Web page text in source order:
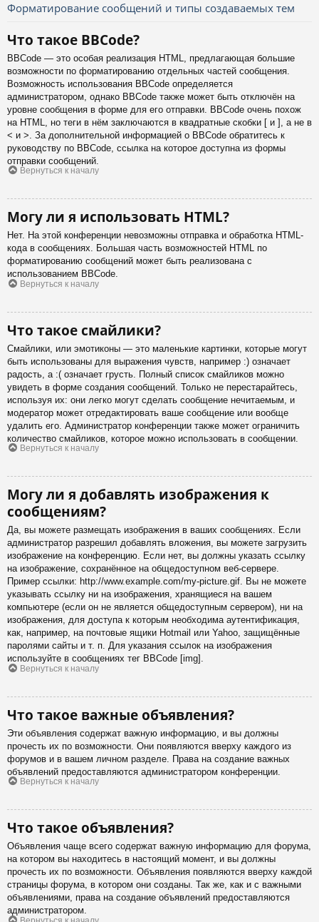
Форматирование сообщений и типы создаваемых тем
Что такое BBCode?
BBCode — это особая реализация HTML, предлагающая большие
возможности по форматированию отдельных частей сообщения.
Возможность использования BBCode определяется
администратором, однако BBCode также может быть отключён на
уровне сообщения в форме для его отправки. BBCode очень похож
на HTML, но теги в нём заключаются в квадратные скобки [ и ], а не в
< и >. За дополнительной информацией о BBCode обратитесь к
руководству по BBCode, ссылка на которое доступна из формы
отправки сообщений.
Вернуться к началу
Могу ли я использовать HTML?
Нет. На этой конференции невозможны отправка и обработка HTML-
кода в сообщениях. Большая часть возможностей HTML по
форматированию сообщений может быть реализована с
использованием BBCode.
Вернуться к началу
Что такое смайлики?
Смайлики, или эмотиконы — это маленькие картинки, которые могут
быть использованы для выражения чувств, например :) означает
радость, а :( означает грусть. Полный список смайликов можно
увидеть в форме создания сообщений. Только не перестарайтесь,
используя их: они легко могут сделать сообщение нечитаемым, и
модератор может отредактировать ваше сообщение или вообще
удалить его. Администратор конференции также может ограничить
количество смайликов, которое можно использовать в сообщении.
Вернуться к началу
Могу ли я добавлять изображения к
сообщениям?
Да, вы можете размещать изображения в ваших сообщениях. Если
администратор разрешил добавлять вложения, вы можете загрузить
изображение на конференцию. Если нет, вы должны указать ссылку
на изображение, сохранённое на общедоступном веб-сервере.
Пример ссылки: http://www.example.com/my-picture.gif. Вы не можете
указывать ссылку ни на изображения, хранящиеся на вашем
компьютере (если он не является общедоступным сервером), ни на
изображения, для доступа к которым необходима аутентификация,
как, например, на почтовые ящики Hotmail или Yahoo, защищённые
паролями сайты и т. п. Для указания ссылок на изображения
используйте в сообщениях тег BBCode [img].
Вернуться к началу
Что такое важные объявления?
Эти объявления содержат важную информацию, и вы должны
прочесть их по возможности. Они появляются вверху каждого из
форумов и в вашем личном разделе. Права на создание важных
объявлений предоставляются администратором конференции.
Вернуться к началу
Что такое объявления?
Объявления чаще всего содержат важную информацию для форума,
на котором вы находитесь в настоящий момент, и вы должны
прочесть их по возможности. Объявления появляются вверху каждой
страницы форума, в котором они созданы. Так же, как и с важными
объявлениями, права на создание объявлений предоставляются
администратором.